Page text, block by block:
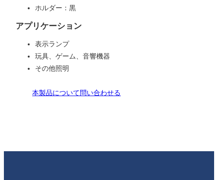
ホルダー：黒
アプリケーション
表示ランプ
玩具、ゲーム、音響機器
その他照明
本製品について問い合わせる